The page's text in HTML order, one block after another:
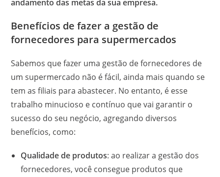
andamento das metas da sua empresa.
Benefícios de fazer a gestão de
fornecedores para supermercados
Sabemos que fazer uma gestão de fornecedores de
um supermercado não é fácil, ainda mais quando se
tem as filiais para abastecer. No entanto, é esse
trabalho minucioso e contínuo que vai garantir o
sucesso do seu negócio, agregando diversos
benefícios, como:
Qualidade de produtos: ao realizar a gestão dos
fornecedores, você consegue produtos que